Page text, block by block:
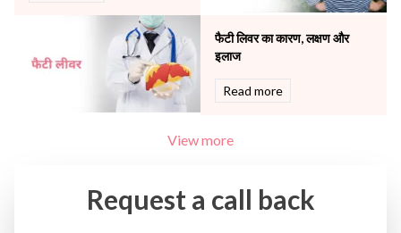
फैटी लिवर का कारण, लक्षण और
इलाज
Read more
View more
Request a call back